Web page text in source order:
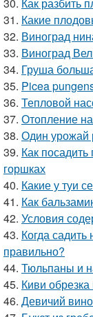
31. Какие
32. Виноград
33. Виноград
34. Груша
35. Picea
36. Тепловой
37. Отопление
38. Один урожай
39. Как
горшках
40. Какие у туи
41. Как
42. Условия
43. Когда
правильно?
44. Тюльпаны и
45. Киви обрезка
46. Девичий